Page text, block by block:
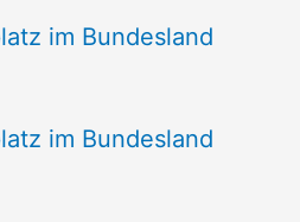
im Bundesland
im Bundesland